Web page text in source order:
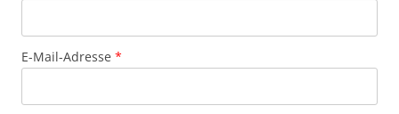
E-Mail-Adresse *